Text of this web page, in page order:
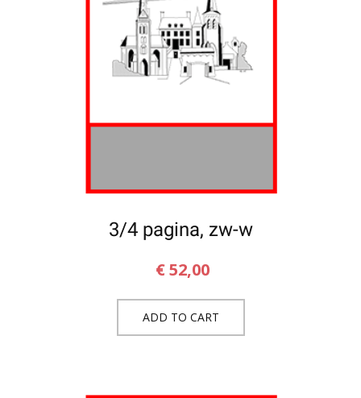
3/4 pagina, zw-w
€52,00
ADD TO CART